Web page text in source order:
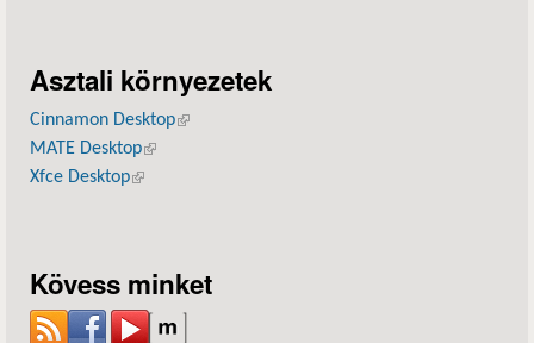
Asztali környezetek
Cinnamon Desktop(külső hivatkozás)
MATE Desktop(külső hivatkozás)
Xfce Desktop(külső hivatkozás)
Kövess minket